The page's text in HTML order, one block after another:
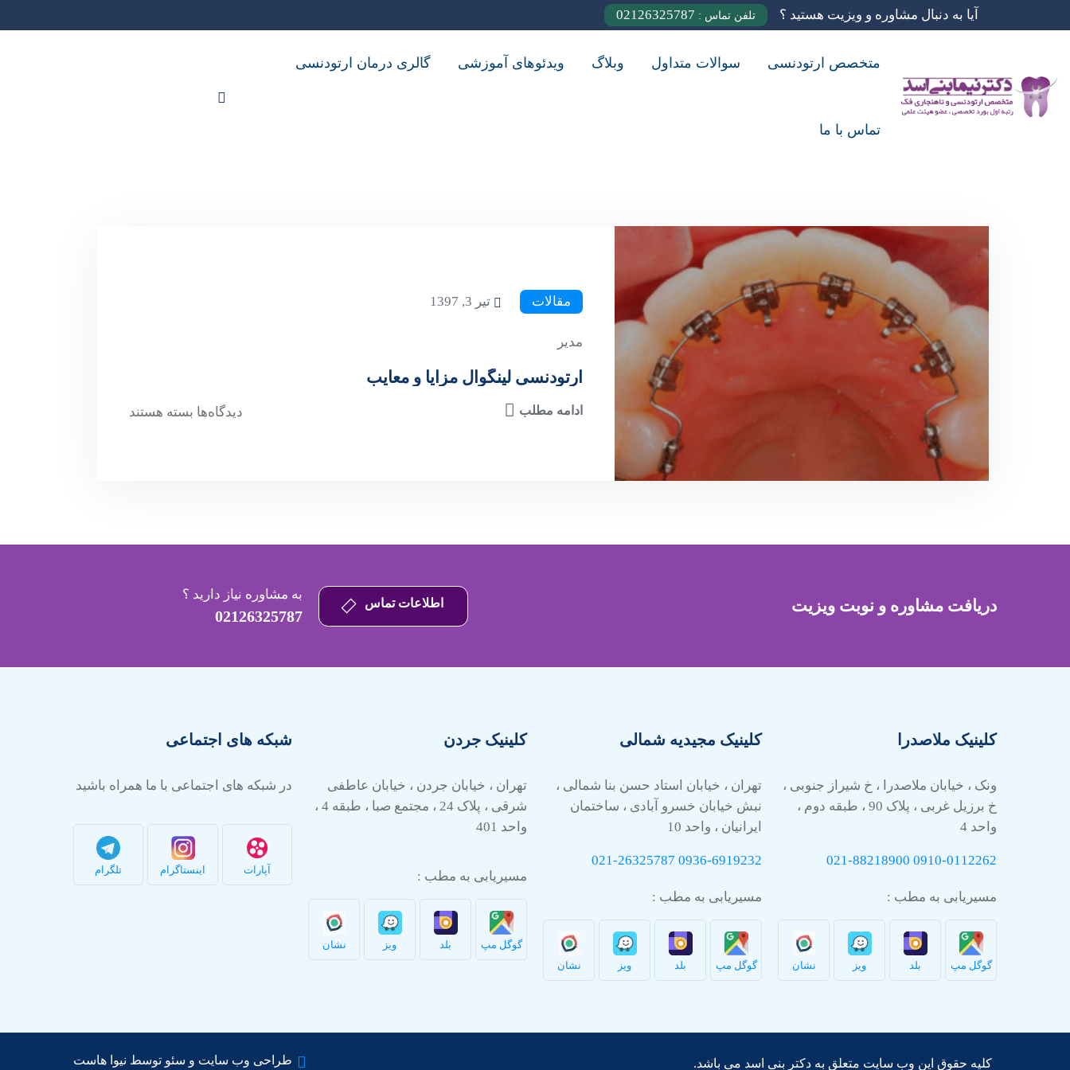
آیا به دنبال مشاوره و ویزیت هستید ؟ تلفن تماس : 02126325787
متخصص ارتودنسی سوالات متداول وبلاگ ویدئوهای آموزشی گالری درمان ارتودنسی
تماس با ما
مقالات تیر 3, 1397
مدیر
ارتودنسی لینگوال مزایا و معایب
ادامه مطلب دیدگاه‌ها بسته هستند
دریافت مشاوره و نوبت ویزیت اطلاعات تماس
به مشاوره نیاز دارید ؟
02126325787
کلینیک ملاصدرا
ونک ، خیابان ملاصدرا ، خ شیراز جنوبی ،
خ برزیل غربی ، پلاک 90 ، طبقه دوم ،
واحد 4
0910-0112262
021-88218900
مسیریابی به مطب :
گوگل مپ بلد ویز نشان
کلینیک مجیدیه شمالی
تهران ، خیابان استاد حسن بنا شمالی ،
نبش خیابان خسرو آبادی ، ساختمان
ایرانیان ، واحد 10
0936-6919232
021-26325787
مسیریابی به مطب :
گوگل مپ بلد ویز نشان
کلینیک جردن
تهران ، خیابان جردن ، خیابان عاطفی
شرقی ، پلاک 24 ، مجتمع صبا ، طبقه 4 ،
واحد 401
مسیریابی به مطب :
گوگل مپ بلد ویز نشان
شبکه های اجتماعی
در شبکه های اجتماعی با ما همراه باشید
آپارات اینستاگرام تلگرام
کلیه حقوق این وب سایت متعلق به دکتر بنی اسد می باشد. طراحی وب سایت و سئو توسط نیوا هاست